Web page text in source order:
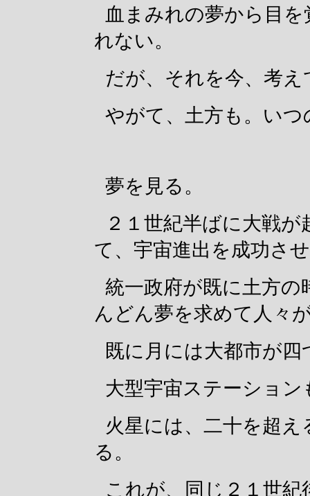
血まみれの夢から目
れない。
だが、それを今、考
やがて、土方も。い
夢を見る。
２１世紀半ばに大戦
て、宇宙進出を成功さ
統一政府が既に土方
んどん夢を求めて人々
既に月には大都市が四
大型宇宙ステーショ
火星には、二十を超
る。
これが、同じ２１世紀